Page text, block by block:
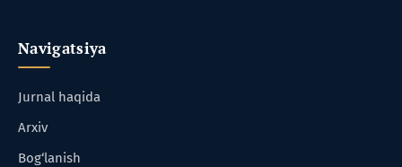
Navigatsiya
Jurnal haqida
Arxiv
Bog‘lanish